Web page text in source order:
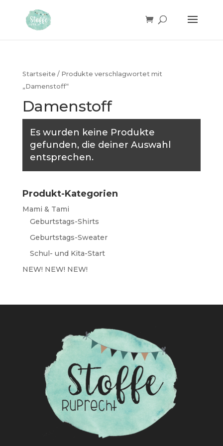
Startseite / Produkte verschlagwortet mit
„Damenstoff“
Damenstoff
Es wurden keine Produkte
gefunden, die deiner Auswahl
entsprechen.
Produkt-Kategorien
Mami & Tami
Geburtstags-Shirts
Geburtstags-Sweater
Schul- und Kita-Start
NEW! NEW! NEW!